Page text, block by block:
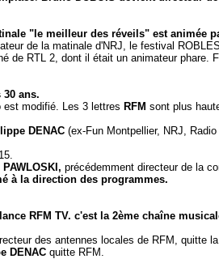
"le meilleur des réveils" est animée
de la matinale d'NRJ, le festival
de RTL 2, dont il était un animateur
30 ans.
est modifié. Les 3 lettres RFM sont plus
DENAC (ex-Fun Montpellier, NRJ,
précédemment directeur de la
à la direction des programmes.
RFM TV. c'est la 2ème chaîne
des antennes locales de RFM, quitte
DENAC quitte RFM.